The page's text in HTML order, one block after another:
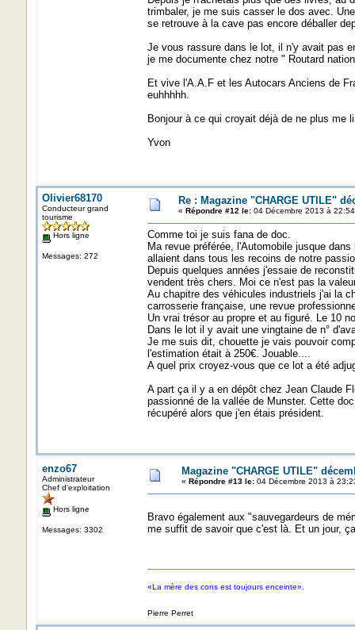
trimbaler, je me suis casser le dos avec.
se retrouve à la cave pas encore déballer
Je vous rassure dans le lot, il n'y avait pas
je me documente chez notre " Routard
Et vive l'A.A.F et les Autocars Anciens de
euhhhhh.
Bonjour à ce qui croyait déjà de ne plus
Yvon
Olivier68170
Conducteur grand
tourisme
Hors ligne
Messages: 272
Re : Magazine "CHARGE UTILE"
« Répondre #12 le:04 Décembre 2013 à
Comme toi je suis fana de doc.
Ma revue préférée, l'Automobile jusque
allaient dans tous les recoins de notre
Depuis quelques années j'essaie de
vendent très chers. Moi ce n'est pas la
Au chapitre des véhicules industriels j'ai la
carrosserie française, une revue
Un vrai trésor au propre et au figuré. Le 10
Dans le lot il y avait une vingtaine de n°
Je me suis dit, chouette je vais pouvoir
l'estimation était à 250€. Jouable....
A quel prix croyez-vous que ce lot a été
A part ça il y a en dépôt chez Jean Claude
passionné de la vallée de Munster. Cette
récupéré alors que j'en étais président.
enzo67
Administrateur
Chef d'exploitation
Hors ligne
Messages: 3302
Magazine "CHARGE UTILE"
« Répondre #13 le:04 Décembre 2013 à
Bravo également aux "sauvegardeurs de
me suffit de savoir que c'est là. Et un jour,
«La mère des cons est toujours enceinte».
Pierre Perret